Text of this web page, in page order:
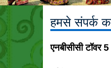
हमसे संपर्क
एनबीसीसी टॉवर